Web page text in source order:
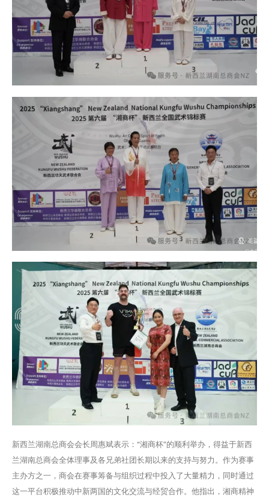
新西兰湖南总商会会长周惠斌表示：“湘商杯”的顺利举办，得益于新西
兰湖南总商会全体理事及各兄弟社团长期以来的支持与努力。作为赛事
主办方之一，商会在赛事筹备与组织过程中投入了大量精力，同时通过
这一平台积极推动中新两国的文化交流与经贸合作。他指出，湘商精神